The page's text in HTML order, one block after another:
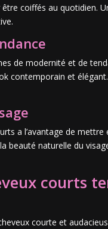
coiffés au quotidien.
de modernité et de
contemporain et
a l’avantage de
beauté naturelle du
courts
courte et